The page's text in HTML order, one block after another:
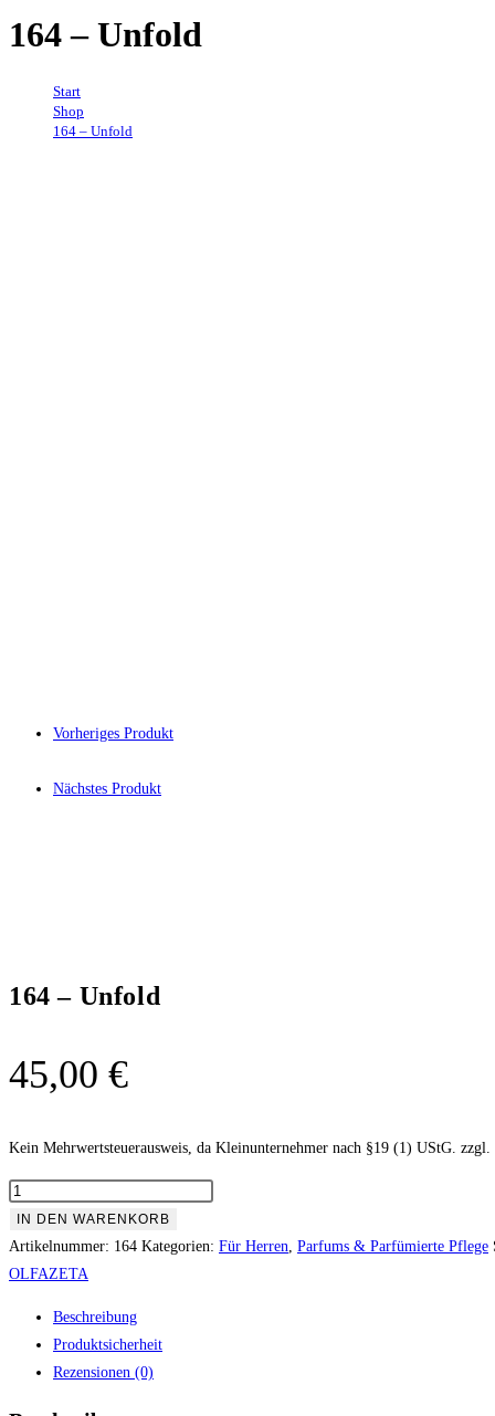
164 – Unfold
Start
Shop
164 – Unfold
Vorheriges Produkt
Nächstes Produkt
164 – Unfold
45,00 €
Kein Mehrwertsteuerausweis, da Kleinunternehmer nach §19 (1) UStG. zzgl.
164
Unfold
Menge
IN DEN WARENKORB
Artikelnummer: 164 Kategorien: Für Herren, Parfums & Parfümierte Pflege
OLFAZETA
Beschreibung
Produktsicherheit
Rezensionen (0)